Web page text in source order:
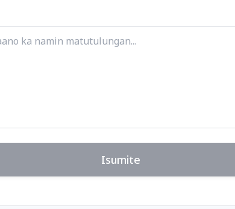
Isumite